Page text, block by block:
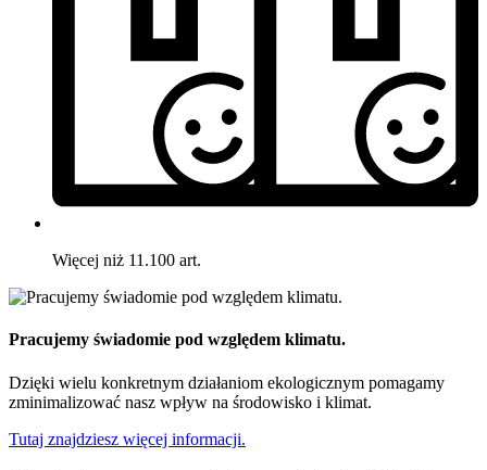
Więcej niż 11.100 art.
Pracujemy świadomie pod względem klimatu.
Dzięki wielu konkretnym działaniom ekologicznym pomagamy
zminimalizować nasz wpływ na środowisko i klimat.
Tutaj znajdziesz więcej informacji.